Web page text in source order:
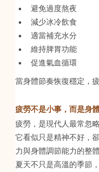
避免過度熬夜
減少冰冷飲食
適當補充水分
維持脾胃功能
促進氣血循環
當身體節奏恢復穩定，
疲勞不是小事，而是身
疲勞，是現代人最常忽
它看似只是精神不好，
力與身體調節能力的整體
夏天不只是高溫的季節